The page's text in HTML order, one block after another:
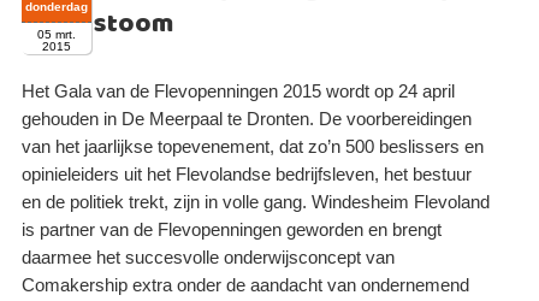
stoom
donderdag
05 mrt.
2015
Het Gala van de Flevopenningen 2015 wordt op 24 april
gehouden in De Meerpaal te Dronten. De voorbereidingen
van het jaarlijkse topevenement, dat zo’n 500 beslissers en
opinieleiders uit het Flevolandse bedrijfsleven, het bestuur
en de politiek trekt, zijn in volle gang. Windesheim Flevoland
is partner van de Flevopenningen geworden en brengt
daarmee het succesvolle onderwijsconcept van
Comakership extra onder de aandacht van ondernemend